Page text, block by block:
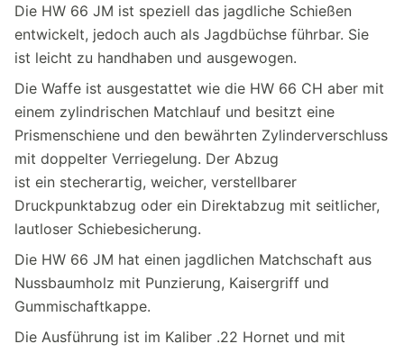
Die HW 66 JM ist speziell das jagdliche Schießen
entwickelt, jedoch auch als Jagdbüchse führbar. Sie
ist leicht zu handhaben und ausgewogen.
Die Waffe ist ausgestattet wie die HW 66 CH aber mit
einem zylindrischen Matchlauf und besitzt eine
Prismenschiene und den bewährten Zylinderverschluss
mit doppelter Verriegelung. Der Abzug
ist ein stecherartig, weicher, verstellbarer
Druckpunktabzug oder ein Direktabzug mit seitlicher,
lautloser Schiebesicherung.
Die HW 66 JM hat einen jagdlichen Matchschaft aus
Nussbaumholz mit Punzierung, Kaisergriff und
Gummischaftkappe.
Die Ausführung ist im Kaliber .22 Hornet und mit